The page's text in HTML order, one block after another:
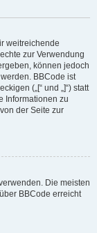
weitreichende
zur Verwendung
können jedoch
BBCode ist
(„[“ und „]“) statt
Informationen zu
der Seite zur
Die meisten
BBCode erreicht